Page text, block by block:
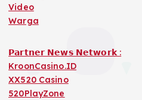
Video
Warga
𝗣𝗮𝗿𝘁𝗻𝗲𝗿 𝗡𝗲𝘄𝘀 𝗡𝗲𝘁𝘄𝗼𝗿𝗸 :
KroonCasino.ID
XX520 Casino
520PlayZone